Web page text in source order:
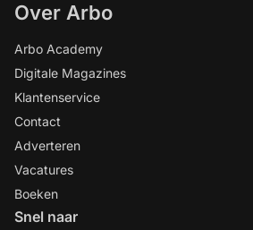
Over Arbo
Arbo Academy
Digitale Magazines
Klantenservice
Contact
Adverteren
Vacatures
Boeken
Snel naar